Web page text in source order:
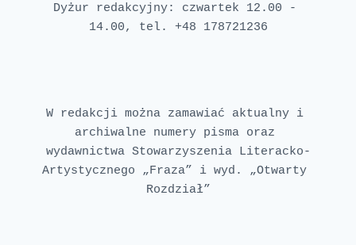
Dyżur redakcyjny: czwartek 12.00 -
W redakcji można zamawiać aktualny i
archiwalne numery pisma oraz
wydawnictwa Stowarzyszenia Literacko-
Artystycznego „Fraza” i wyd. „Otwarty
Rozdział”